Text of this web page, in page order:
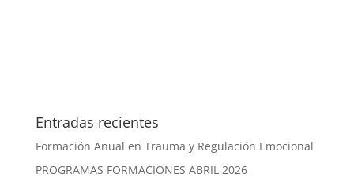
Entradas recientes
Formación Anual en Trauma y Regulación Emocional
PROGRAMAS FORMACIONES ABRIL 2026